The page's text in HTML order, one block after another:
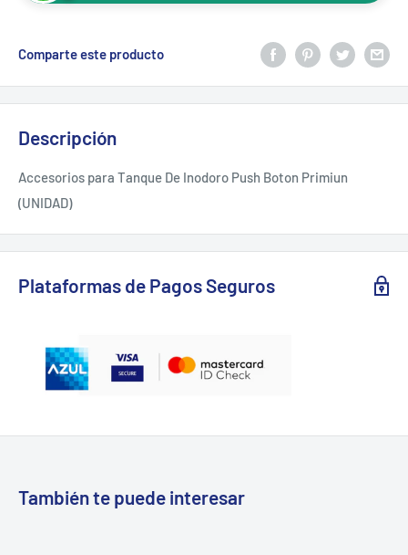
Comparte este producto
Descripción
Accesorios para Tanque De Inodoro Push Boton Primiun
(UNIDAD)
Plataformas de Pagos Seguros
También te puede interesar